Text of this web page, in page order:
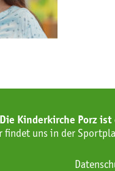
Kinderkirche Porz
findet uns in der